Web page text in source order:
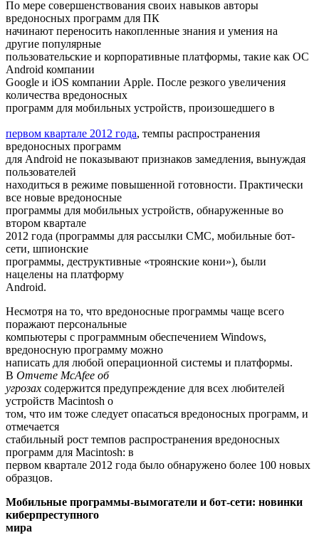
По мере совершенствования своих навыков авторы
вредоносных программ для ПК
начинают переносить накопленные знания и умения на
другие популярные
пользовательские и корпоративные платформы, такие как ОС
Android компании
Google и iOS компании Apple. После резкого увеличения
количества вредоносных
программ для мобильных устройств, произошедшего в
первом квартале 2012 года, темпы распространения
вредоносных программ
для Android не показывают признаков замедления, вынуждая
пользователей
находиться в режиме повышенной готовности. Практически
все новые вредоносные
программы для мобильных устройств, обнаруженные во
втором квартале
2012 года (программы для рассылки СМС, мобильные бот-
сети, шпионские
программы, деструктивные «троянские кони»), были
нацелены на платформу
Android.
Несмотря на то, что вредоносные программы чаще всего
поражают персональные
компьютеры с программным обеспечением Windows,
вредоносную программу можно
написать для любой операционной системы и платформы.
В Отчете McAfee об
угрозах содержится предупреждение для всех любителей
устройств Macintosh о
том, что им тоже следует опасаться вредоносных программ, и
отмечается
стабильный рост темпов распространения вредоносных
программ для Macintosh: в
первом квартале 2012 года было обнаружено более 100 новых
образцов.
Мобильные программы-вымогатели и бот-сети: новинки
киберпреступного
мира